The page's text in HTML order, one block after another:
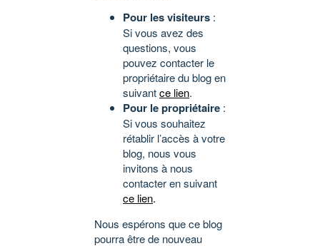
Pour les visiteurs :
Si vous avez des
questions, vous
pouvez contacter le
propriétaire du blog en
suivantce lien.
Pour le propriétaire :
Si vous souhaitez
rétablir l’accès à votre
blog, nous vous
invitons à nous
contacter en suivant
ce lien.
Nous espérons que ce blog
pourra être de nouveau